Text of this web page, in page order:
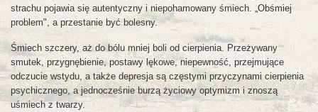
strachu pojawia się autentyczny i niepohamowany śmiech. „Obśmiej
problem", a przestanie być bolesny.
Śmiech szczery, aż do bólu mniej boli od cierpienia. Przeżywany
smutek, przygnębienie, postawy lękowe, niepewność, przejmujące
odczucie wstydu, a także depresja są częstymi przyczynami cierpienia
psychicznego, a jednocześnie burzą życiowy optymizm i znoszą
uśmiech z twarzy.